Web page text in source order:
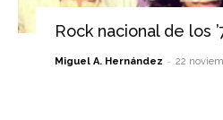
Rock nacional de los
Miguel A. Hernández - 22